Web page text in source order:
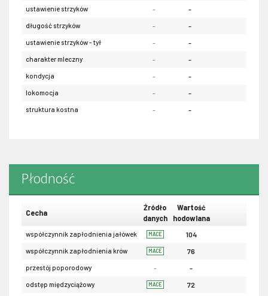
ustawienie strzyków - -
długość strzyków - -
ustawienie strzyków - tył - -
charakter mleczny - -
kondycja - -
lokomocja - -
struktura kostna - -
Płodność
Cecha
Źródło
danych
Wartość
hodowlana
współczynnik zapłodnienia jałówek MACE 104
współczynnik zapłodnienia krów MACE 76
przestój poporodowy - -
odstęp międzyciążowy MACE 72